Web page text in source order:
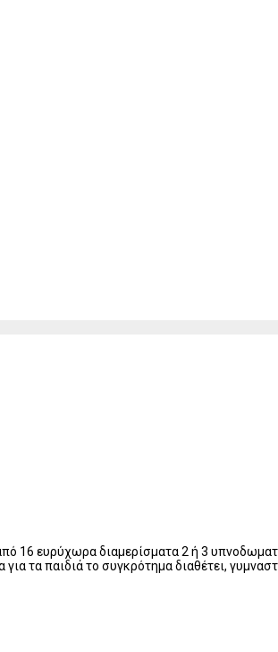
ευρύχωρα διαμερίσματα 2 ή 3
τα παιδιά το συγκρότημα διαθέτει,